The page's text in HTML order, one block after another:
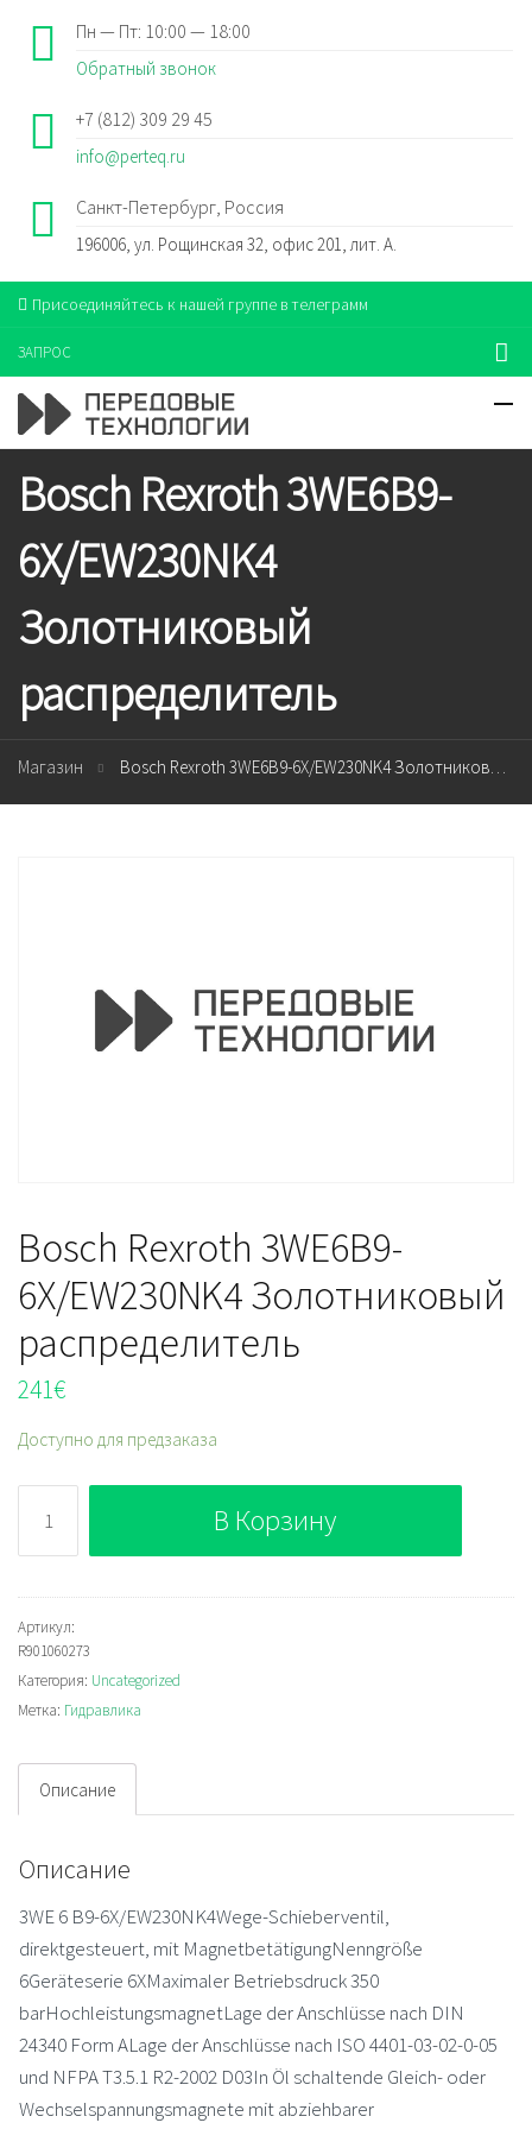
Пн — Пт: 10:00 — 18:00
Обратный звонок
+7 (812) 309 29 45
info@perteq.ru
Санкт-Петербург, Россия
196006, ул. Рощинская 32, офис 201, лит. А.
Присоединяйтесь к нашей группе в телеграмм
ЗАПРОС
Bosch Rexroth 3WE6B9-
6X/EW230NK4
Золотниковый
распределитель
Магазин Bosch Rexroth 3WE6B9-6X/EW230NK4 Золотниковый распределитель
Bosch Rexroth 3WE6B9-
6X/EW230NK4 Золотниковый
распределитель
241€
Доступно для предзаказа
Bosch
Rexroth
3WE6B9-
6X/EW230NK4
Золотниковый
распределитель
В Корзину
Артикул:
R901060273
Категория: Uncategorized
Метка: Гидравлика
Описание
Описание
3WE 6 B9-6X/EW230NK4Wege-Schieberventil,
direktgesteuert, mit MagnetbetätigungNenngröße
6Geräteserie 6XMaximaler Betriebsdruck 350
barHochleistungsmagnetLage der Anschlüsse nach DIN
24340 Form ALage der Anschlüsse nach ISO 4401-03-02-0-05
und NFPA T3.5.1 R2-2002 D03In Öl schaltende Gleich- oder
Wechselspannungsmagnete mit abziehbarer